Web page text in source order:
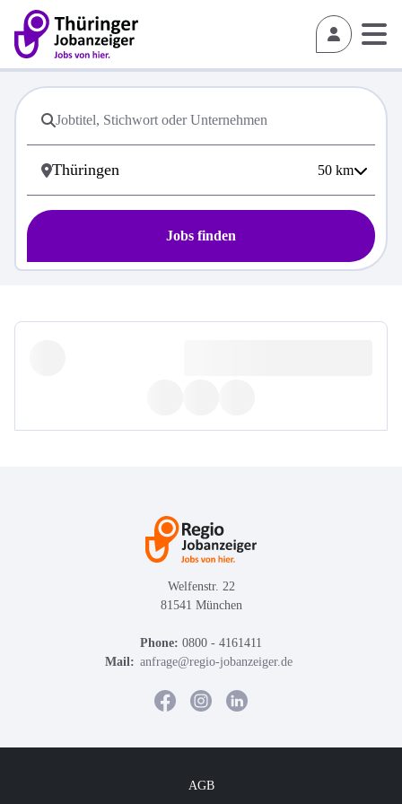
50 km
Jobs finden
Welfenstr. 22
81541 München
Phone: 0800 - 4161411
Mail: anfrage@regio-jobanzeiger.de
AGB